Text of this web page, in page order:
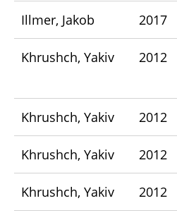
Illmer, Jakob 2017
Khrushch, Yakiv 2012
Khrushch, Yakiv 2012
Khrushch, Yakiv 2012
Khrushch, Yakiv 2012